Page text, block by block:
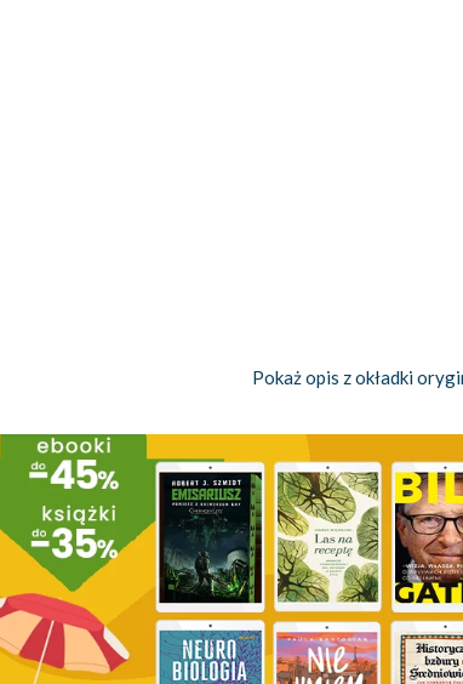
Pokaż opis z okładki